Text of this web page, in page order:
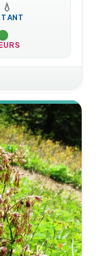
💧